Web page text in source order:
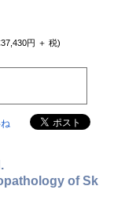
円 ＋ 税)
of Sk